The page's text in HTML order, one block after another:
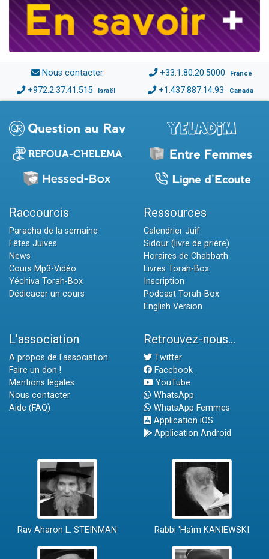
Nous contacter +33.1.80.20.5000 France
+972.2.37.41.515 Israël +1.437.887.14.93 Canada
Raccourcis
Paracha de la semaine
Fêtes Juives
News
Cours Mp3-Vidéo
Yéchiva Torah-Box
Dédicacer un cours
Ressources
Calendrier Juif
Sidour (livre de prière)
Horaires de Chabbath
Livres Torah-Box
Inscription
Podcast Torah-Box
English Version
L'association
A propos de l'association
Faire un don !
Mentions légales
Nous contacter
Aide (FAQ)
Retrouvez-nous...
Twitter
Facebook
YouTube
WhatsApp
WhatsApp Femmes
Application iOS
Application Android
Rav Aharon L. STEINMAN Rabbi 'Haïm KANIEWSKI